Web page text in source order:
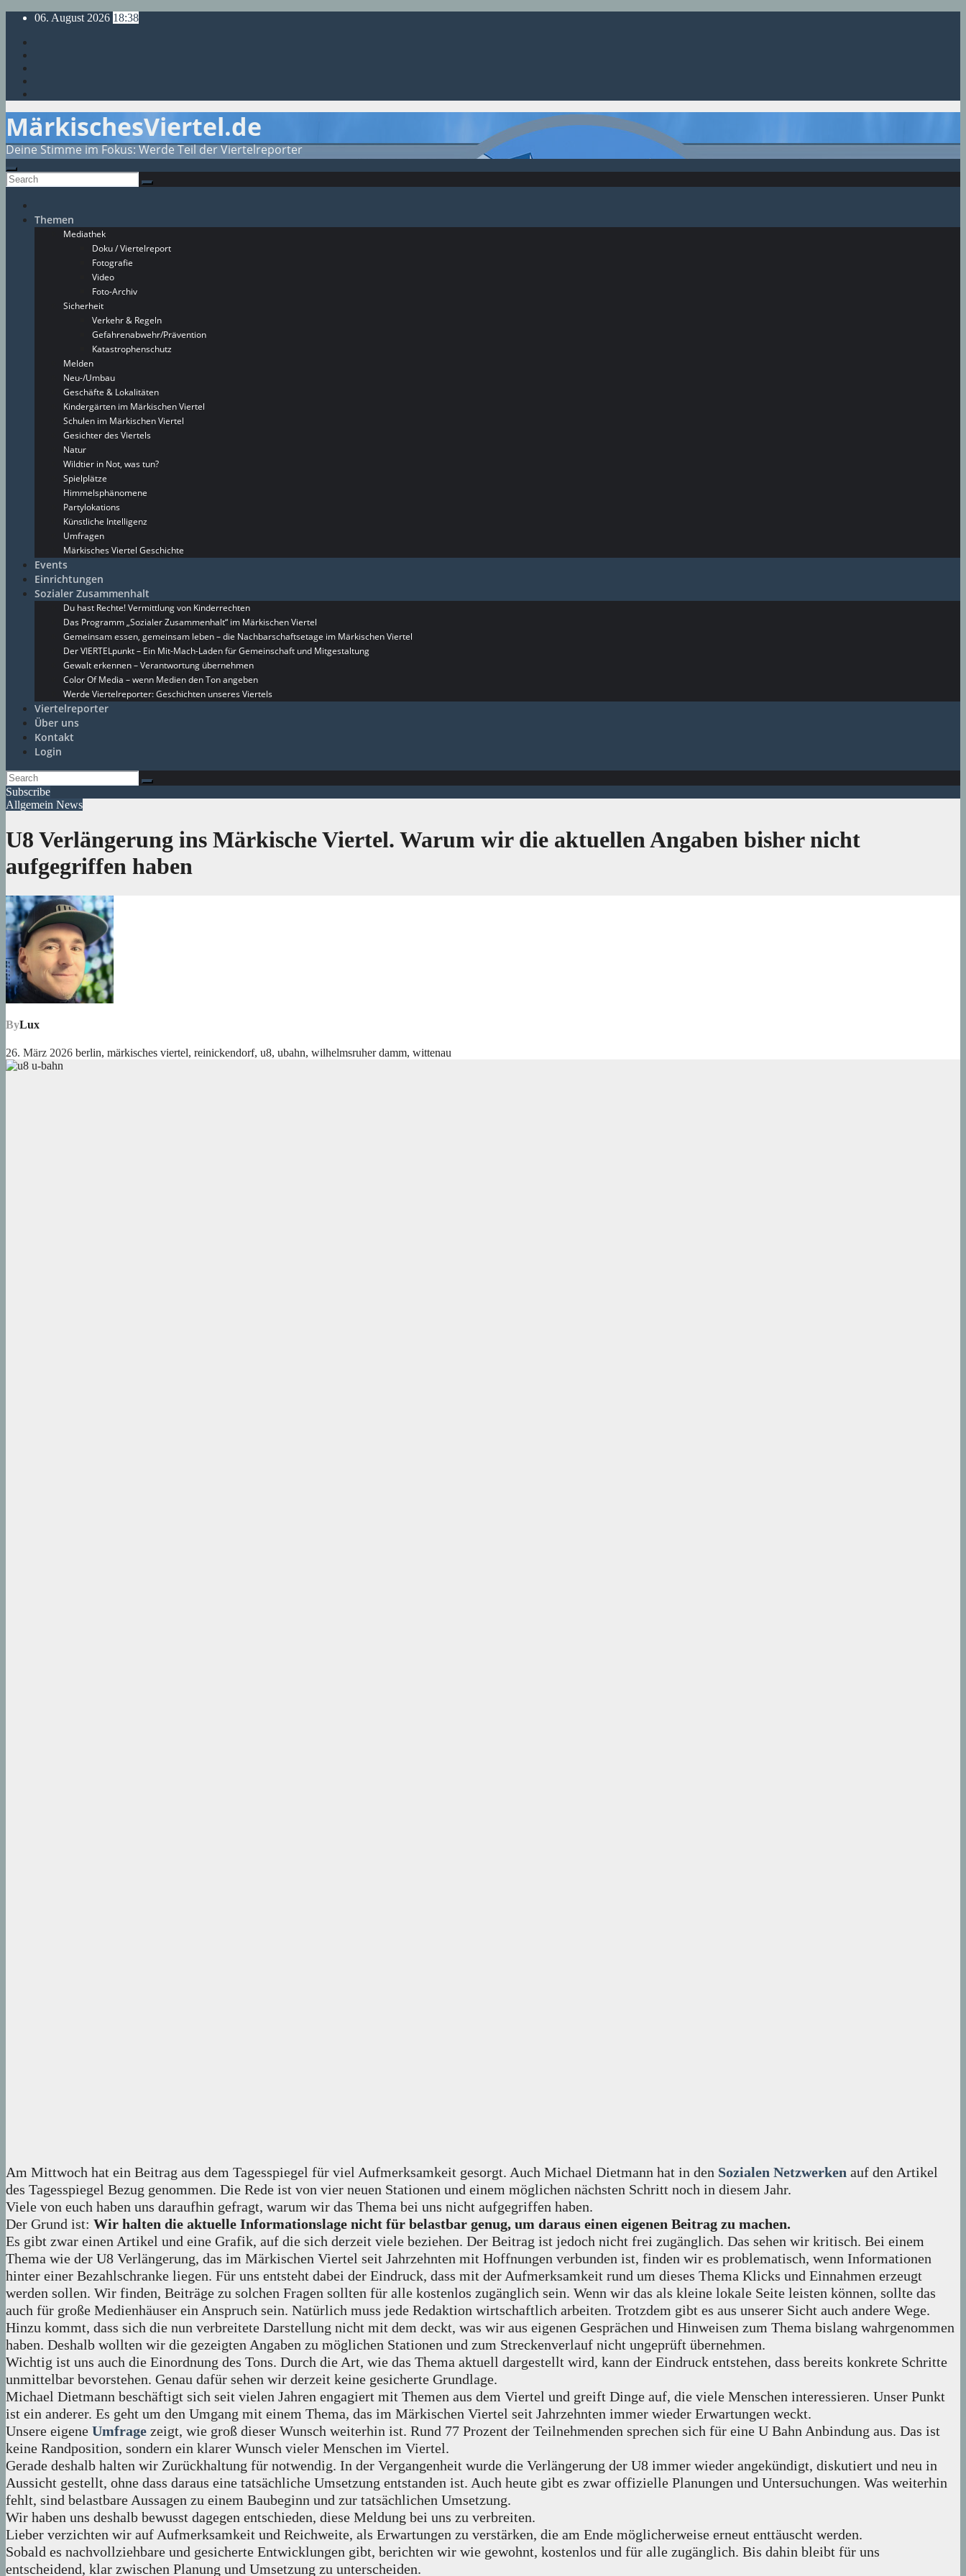
Skip
content
06. August 2026 18:38
MärkischesViertel.de
Deine Stimme im Fokus: Werde Teil der Viertelreporter
Themen
Mediathek
Doku / Viertelreport
Fotografie
Video
Foto-Archiv
Sicherheit
Verkehr & Regeln
Gefahrenabwehr/Prävention
Katastrophenschutz
Melden
Neu-/Umbau
Geschäfte & Lokalitäten
Kindergärten im Märkischen Viertel
Schulen im Märkischen Viertel
Gesichter des Viertels
Natur
Wildtier in Not, was tun?
Spielplätze
Himmelsphänomene
Partylokations
Künstliche Intelligenz
Umfragen
Märkisches Viertel Geschichte
Events
Einrichtungen
Sozialer Zusammenhalt
Du hast Rechte! Vermittlung von Kinderrechten
Das Programm „Sozialer Zusammenhalt“ im Märkischen Viertel
Gemeinsam essen, gemeinsam leben – die Nachbarschaftsetage im Märkischen Viertel
Der VIERTELpunkt – Ein Mit-Mach-Laden für Gemeinschaft und Mitgestaltung
Gewalt erkennen – Verantwortung übernehmen
Color Of Media – wenn Medien den Ton angeben
Werde Viertelreporter: Geschichten unseres Viertels
Viertelreporter
Über uns
Kontakt
Login
Subscribe
Allgemein News
U8 Verlängerung ins Märkische Viertel. Warum wir die aktuellen Angaben bisher nicht
aufgegriffen haben
ByLux
26. März 2026 berlin, märkisches viertel, reinickendorf, u8, ubahn, wilhelmsruher damm, wittenau
Am Mittwoch hat ein Beitrag aus dem Tagesspiegel für viel Aufmerksamkeit gesorgt. Auch Michael Dietmann hat in den Sozialen Netzwerken auf den Artikel
des Tagesspiegel Bezug genommen. Die Rede ist von vier neuen Stationen und einem möglichen nächsten Schritt noch in diesem Jahr.
Viele von euch haben uns daraufhin gefragt, warum wir das Thema bei uns nicht aufgegriffen haben.
Der Grund ist: Wir halten die aktuelle Informationslage nicht für belastbar genug, um daraus einen eigenen Beitrag zu machen.
Es gibt zwar einen Artikel und eine Grafik, auf die sich derzeit viele beziehen. Der Beitrag ist jedoch nicht frei zugänglich. Das sehen wir kritisch. Bei einem
Thema wie der U8 Verlängerung, das im Märkischen Viertel seit Jahrzehnten mit Hoffnungen verbunden ist, finden wir es problematisch, wenn Informationen
hinter einer Bezahlschranke liegen. Für uns entsteht dabei der Eindruck, dass mit der Aufmerksamkeit rund um dieses Thema Klicks und Einnahmen erzeugt
werden sollen. Wir finden, Beiträge zu solchen Fragen sollten für alle kostenlos zugänglich sein. Wenn wir das als kleine lokale Seite leisten können, sollte das
auch für große Medienhäuser ein Anspruch sein. Natürlich muss jede Redaktion wirtschaftlich arbeiten. Trotzdem gibt es aus unserer Sicht auch andere Wege.
Hinzu kommt, dass sich die nun verbreitete Darstellung nicht mit dem deckt, was wir aus eigenen Gesprächen und Hinweisen zum Thema bislang wahrgenommen
haben. Deshalb wollten wir die gezeigten Angaben zu möglichen Stationen und zum Streckenverlauf nicht ungeprüft übernehmen.
Wichtig ist uns auch die Einordnung des Tons. Durch die Art, wie das Thema aktuell dargestellt wird, kann der Eindruck entstehen, dass bereits konkrete Schritte
unmittelbar bevorstehen. Genau dafür sehen wir derzeit keine gesicherte Grundlage.
Michael Dietmann beschäftigt sich seit vielen Jahren engagiert mit Themen aus dem Viertel und greift Dinge auf, die viele Menschen interessieren. Unser Punkt
ist ein anderer. Es geht um den Umgang mit einem Thema, das im Märkischen Viertel seit Jahrzehnten immer wieder Erwartungen weckt.
Unsere eigene Umfrage zeigt, wie groß dieser Wunsch weiterhin ist. Rund 77 Prozent der Teilnehmenden sprechen sich für eine U Bahn Anbindung aus. Das ist
keine Randposition, sondern ein klarer Wunsch vieler Menschen im Viertel.
Gerade deshalb halten wir Zurückhaltung für notwendig. In der Vergangenheit wurde die Verlängerung der U8 immer wieder angekündigt, diskutiert und neu in
Aussicht gestellt, ohne dass daraus eine tatsächliche Umsetzung entstanden ist. Auch heute gibt es zwar offizielle Planungen und Untersuchungen. Was weiterhin
fehlt, sind belastbare Aussagen zu einem Baubeginn und zur tatsächlichen Umsetzung.
Wir haben uns deshalb bewusst dagegen entschieden, diese Meldung bei uns zu verbreiten.
Lieber verzichten wir auf Aufmerksamkeit und Reichweite, als Erwartungen zu verstärken, die am Ende möglicherweise erneut enttäuscht werden.
Sobald es nachvollziehbare und gesicherte Entwicklungen gibt, berichten wir wie gewohnt, kostenlos und für alle zugänglich. Bis dahin bleibt für uns
entscheidend, klar zwischen Planung und Umsetzung zu unterscheiden.